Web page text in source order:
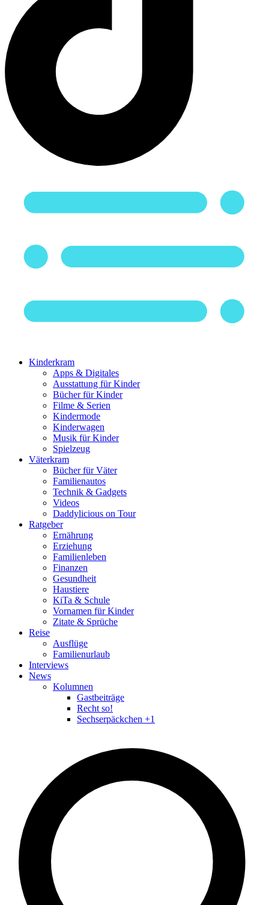
Kinderkram
Apps & Digitales
Ausstattung für Kinder
Bücher für Kinder
Filme & Serien
Kindermode
Kinderwagen
Musik für Kinder
Spielzeug
Väterkram
Bücher für Väter
Familienautos
Technik & Gadgets
Videos
Daddylicious on Tour
Ratgeber
Ernährung
Erziehung
Familienleben
Finanzen
Gesundheit
Haustiere
KiTa & Schule
Vornamen für Kinder
Zitate & Sprüche
Reise
Ausflüge
Familienurlaub
Interviews
News
Kolumnen
Gastbeiträge
Recht so!
Sechserpäckchen +1